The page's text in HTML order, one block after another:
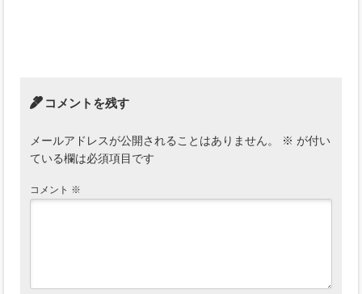
コメントを残す
メールアドレスが公開されることはありません。 ※ が付い
ている欄は必須項目です
コメント ※